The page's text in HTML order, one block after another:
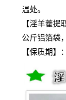
温处。
【淫羊藿提
公斤铝箔袋
【保质期】